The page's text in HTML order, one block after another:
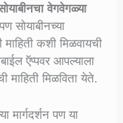
वेगवेगळ्या
सोयाबीनच्या
माहिती कशी मिळवायची
ऍप्पवर आपल्याला
माहिती मिळविता येते.
मार्गदर्शन पण या